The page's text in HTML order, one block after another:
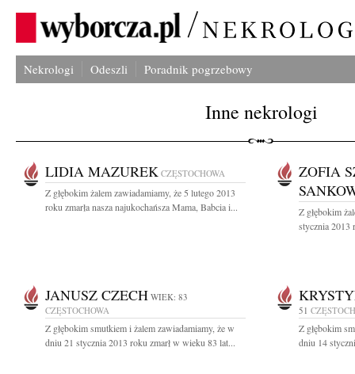
Nekrologi Odeszli Poradnik pogrzebowy
Inne nekrologi
LIDIA MAZUREK CZĘSTOCHOWA
Z głębokim żalem zawiadamiamy, że 5 lutego 2013
roku zmarła nasza najukochańsza Mama, Babcia i...
ZOFIA
Z głębokim
stycznia 2013
JANUSZ CZECH WIEK: 83
CZĘSTOCHOWA
Z głębokim smutkiem i żalem zawiadamiamy, że w
dniu 21 stycznia 2013 roku zmarł w wieku 83 lat...
51
Z głębokim
dniu 14